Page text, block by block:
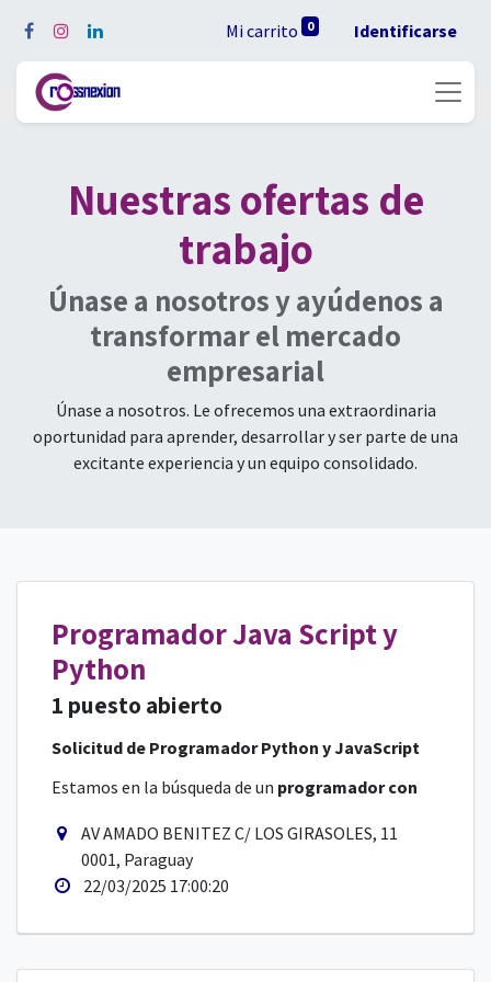
Mi carrito 0 Identificarse
Nuestras ofertas de
trabajo
Únase a nosotros y ayúdenos a
transformar el mercado
empresarial
Únase a nosotros. Le ofrecemos una extraordinaria
oportunidad para aprender, desarrollar y ser parte de una
excitante experiencia y un equipo consolidado.
Programador Java Script y
Python
1 puesto abierto
Solicitud de Programador Python y JavaScript
Estamos en la búsqueda de un programador con
trabajo exigente y de alto rendimiento. Buscamos a
alguien con unaactitud proactiva, responsable y
comprometida , que sea
de los últimos añosy tenga la disciplina necesaria
Requisitos y habilidades:
JavaScript.
AV AMADO BENITEZ C/ LOS GIRASOLES, 11
0001, Paraguay
22/03/2025 17:00:20